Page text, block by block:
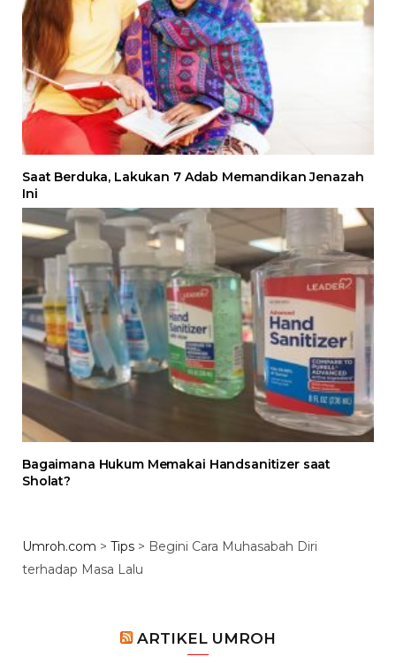
Saat Berduka, Lakukan 7 Adab Memandikan Jenazah
Ini
Bagaimana Hukum Memakai Handsanitizer saat
Sholat?
Umroh.com > Tips > Begini Cara Muhasabah Diri
terhadap Masa Lalu
ARTIKEL UMROH